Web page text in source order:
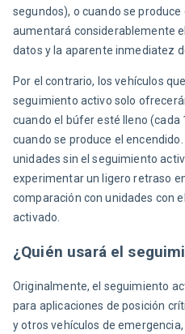
segundos), o cuando se produce
aumentará considerablemente
datos y la aparente inmediatez
Por el contrario, los vehículos
seguimiento activo solo
cuando el búfer esté lleno (cada
cuando se produce el
unidades sin el seguimiento
experimentar un ligero retraso
comparación con unidades con
activado.
¿Quién usará el
Originalmente, el seguimiento
para aplicaciones de posición
y otros vehículos de